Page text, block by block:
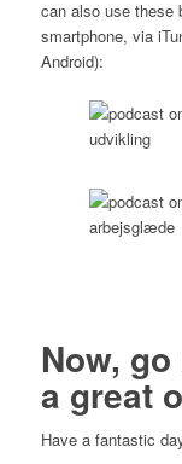
can also use these
smartphone, via
Android):
Now,
a great
Have a fantastic